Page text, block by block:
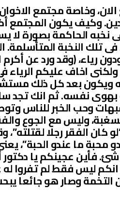
وخاصة مجتمع
وكيف يكون المجتمع
الحاكمة بصورة لا
تلك النخبة
رياء، (وقد ورد عن أكرم
اخاف عليكم الرياء
ويكون بعد كل ذلك
بهوى نفسه. ثم انك تجد
وحب الخبر للناس
وليس مع الجوع
كان الفقر رجلا لقتلته”،
محبة ما عندو الحبة”،
فأين عجينكم يا
انكم ليس فقط لم تفروا
وصار هو جائعا